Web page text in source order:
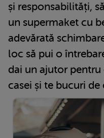
și responsabilități,
un supermaket cu
adevărată
loc să pui o
dai un ajutor
casei și te bucuri